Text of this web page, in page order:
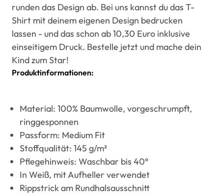
runden das Design ab. Bei uns kannst du das T-
Shirt mit deinem eigenen Design bedrucken
lassen - und das schon ab 10,30 Euro inklusive
einseitigem Druck. Bestelle jetzt und mache dein
Kind zum Star!
Produktinformationen:
Material: 100% Baumwolle, vorgeschrumpft,
ringgesponnen
Passform: Medium Fit
Stoffqualität: 145 g/m²
Pflegehinweis: Waschbar bis 40°
In Weiß, mit Aufheller verwendet
Rippstrick am Rundhalsausschnitt